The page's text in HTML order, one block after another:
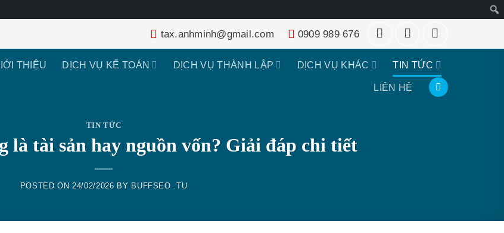
kiếm
tax.anhminh@gmail.com 0909 989 676
THIỆU DỊCH VỤ KẾ TOÁN DỊCH VỤ THÀNH LẬP DỊCH VỤ KHÁC TIN TỨC
LIÊN HỆ
TIN TỨC
là tài sản hay nguồn vốn? Giải đáp chi tiết
POSTED ON 24/02/2026 BY BUFFSEO .TU